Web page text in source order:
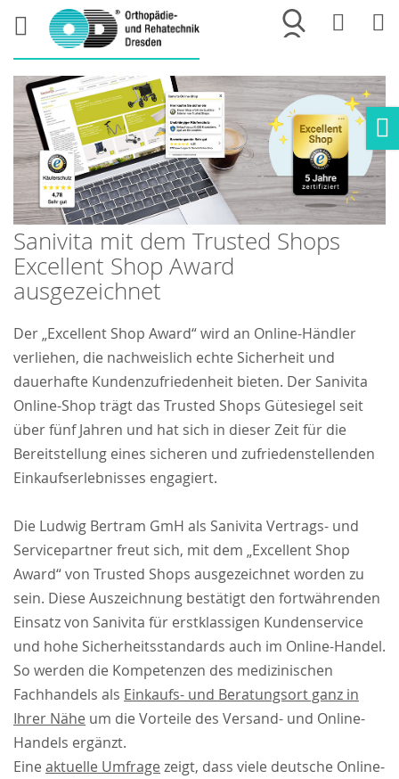
Merkliste
Sanivita mit dem Trusted Shops
Excellent Shop Award
ausgezeichnet
Der „Excellent Shop Award“ wird an Online-Händler
verliehen, die nachweislich echte Sicherheit und
dauerhafte Kundenzufriedenheit bieten. Der Sanivita
Online-Shop trägt das Trusted Shops Gütesiegel seit
über fünf Jahren und hat sich in dieser Zeit für die
Bereitstellung eines sicheren und zufriedenstellenden
Einkaufserlebnisses engagiert.
Die Ludwig Bertram GmH als Sanivita Vertrags- und
Servicepartner freut sich, mit dem „Excellent Shop
Award“ von Trusted Shops ausgezeichnet worden zu
sein. Diese Auszeichnung bestätigt den fortwährenden
Einsatz von Sanivita für erstklassigen Kundenservice
und hohe Sicherheitsstandards auch im Online-Handel.
So werden die Kompetenzen des medizinischen
Fachhandels als Einkaufs- und Beratungsort ganz in
Ihrer Nähe um die Vorteile des Versand- und Online-
Handels ergänzt.
Eine aktuelle Umfrage zeigt, dass viele deutsche Online-